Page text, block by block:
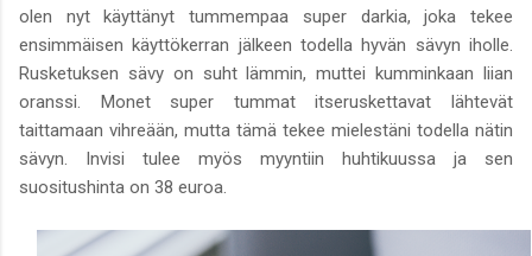
olen nyt käyttänyt tummempaa super darkia, joka tekee
ensimmäisen käyttökerran jälkeen todella hyvän sävyn iholle.
Rusketuksen sävy on suht lämmin, muttei kumminkaan liian
oranssi. Monet super tummat itseruskettavat lähtevät
taittamaan vihreään, mutta tämä tekee mielestäni todella nätin
sävyn. Invisi tulee myös myyntiin huhtikuussa ja sen
suositushinta on 38 euroa.